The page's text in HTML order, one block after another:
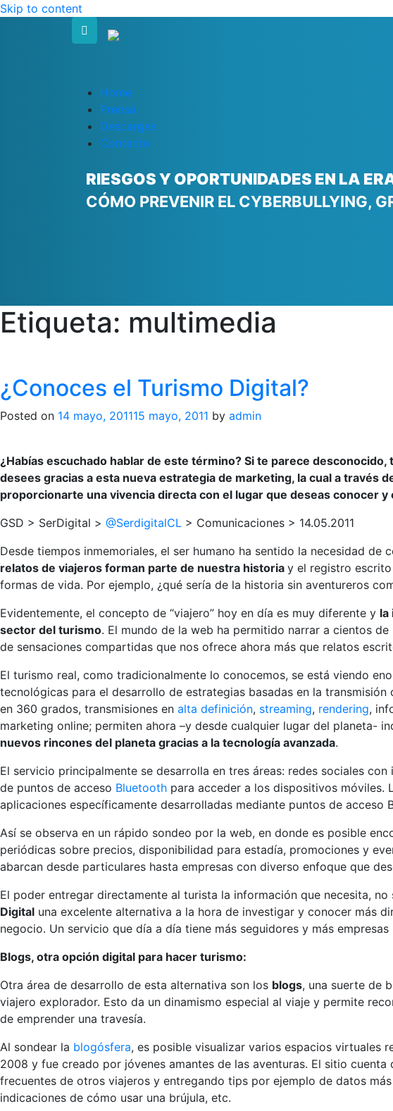
Skip to content
Home
Prensa
Descargas
Contacto
RIESGOS Y OPORTUNIDADES EN LA
CÓMO PREVENIR EL CYBERBULLYING,
Etiqueta: multimedia
¿Conoces el Turismo Digital?
Posted on 14 mayo, 201115 mayo, 2011 by admin
¿Habías escuchado hablar de este término? Si te parece
desees gracias a esta nueva estrategia de marketing, la cual a
proporcionarte una vivencia directa con el lugar que deseas conocer
GSD > SerDigital > @SerdigitalCL > Comunicaciones > 14.05.2011
Desde tiempos inmemoriales, el ser humano ha sentido la necesidad
relatos de viajeros forman parte de nuestra historia y el registro
formas de vida. Por ejemplo, ¿qué sería de la historia sin aventureros
Evidentemente, el concepto de “viajero” hoy en día es muy diferente y la
sector del turismo. El mundo de la web ha permitido narrar a cientos
de sensaciones compartidas que nos ofrece ahora más que relatos
El turismo real, como tradicionalmente lo conocemos, se está viendo
tecnológicas para el desarrollo de estrategias basadas en la
en 360 grados, transmisiones en alta definición, streaming, rendering,
marketing online; permiten ahora –y desde cualquier lugar del planeta-
nuevos rincones del planeta gracias a la tecnología avanzada.
El servicio principalmente se desarrolla en tres áreas: redes sociales
de puntos de acceso Bluetooth para acceder a los dispositivos móviles.
aplicaciones específicamente desarrolladas mediante puntos de acceso
Así se observa en un rápido sondeo por la web, en donde es posible
periódicas sobre precios, disponibilidad para estadía, promociones y
abarcan desde particulares hasta empresas con diverso enfoque que
El poder entregar directamente al turista la información que necesita,
Digital una excelente alternativa a la hora de investigar y conocer más
negocio. Un servicio que día a día tiene más seguidores y más
Blogs, otra opción digital para hacer turismo:
Otra área de desarrollo de esta alternativa son los blogs, una suerte de
viajero explorador. Esto da un dinamismo especial al viaje y permite
de emprender una travesía.
Al sondear la blogósfera, es posible visualizar varios espacios virtuales
2008 y fue creado por jóvenes amantes de las aventuras. El sitio
frecuentes de otros viajeros y entregando tips por ejemplo de datos
indicaciones de cómo usar una brújula, etc.